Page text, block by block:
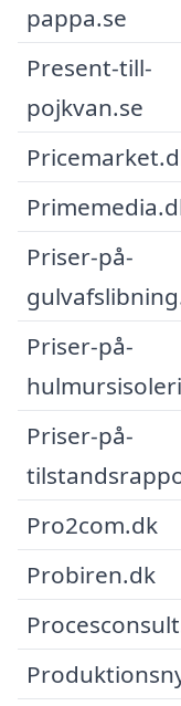
pappa.se
Present-till-
pojkvan.se
Priser-på-
Priser-på-
Priser-på-
Pro2com.dk
Probiren.dk